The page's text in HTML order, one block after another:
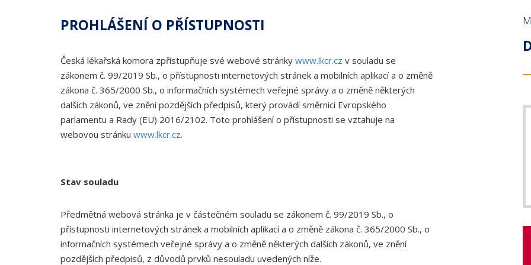
LICENČNÍ
ZAHRANIČNÍ
TISKOVÉ
PROFESNÍ
FORMULÁŘE
ČLENSKÉ PŘÍSPĚVKY
ČASOPIS A WEBOVÉ STRÁNKY ČLK
PROHLÁŠENÍ O PŘÍSTUPNOSTI
Česká lékařská komora zpřístupňuje své webové stránky www.lkcr.cz v souladu se
zákonem č. 99/2019 Sb., o přístupnosti internetových stránek a mobilních aplikací a o změně
zákona č. 365/2000 Sb., o informačních systémech veřejné správy a o změně některých
dalších zákonů, ve znění pozdějších předpisů, který provádí směrnici Evropského
parlamentu a Rady (EU) 2016/2102. Toto prohlášení o přístupnosti se vztahuje na
webovou stránku www.lkcr.cz.
Stav souladu
Předmětná webová stránka je v částečném souladu se zákonem č. 99/2019 Sb., o
přístupnosti internetových stránek a mobilních aplikací a o změně zákona č. 365/2000 Sb., o
informačních systémech veřejné správy a o změně některých dalších zákonů, ve znění
pozdějších předpisů, z důvodů prvků nesouladu uvedených níže.